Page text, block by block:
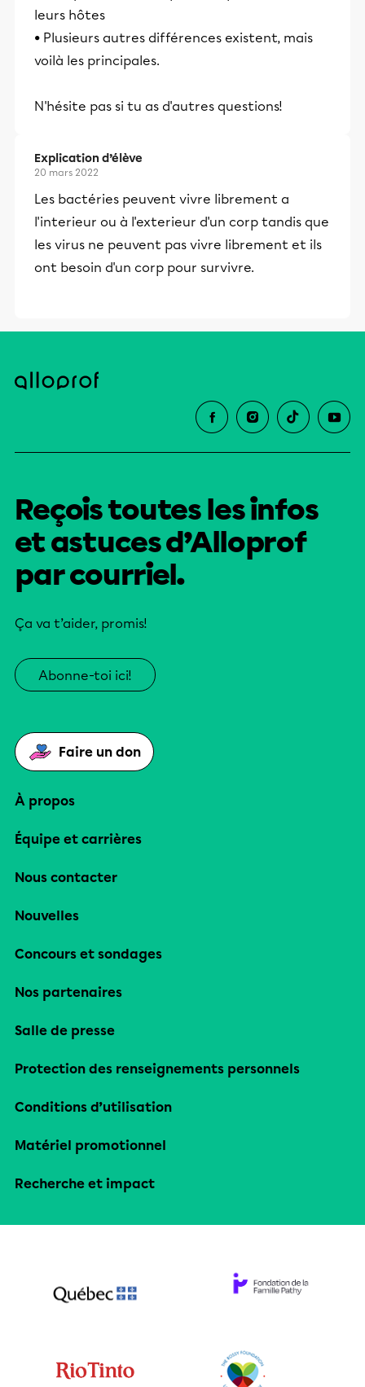
leurs hôtes
• Plusieurs autres différences existent, mais
voilà les principales.
N'hésite pas si tu as d'autres questions!
Explication d’élève
20 mars 2022
Les bactéries peuvent vivre librement a
l'interieur ou à l'exterieur d'un corp tandis que
les virus ne peuvent pas vivre librement et ils
ont besoin d'un corp pour survivre.
Reçois toutes les infos
et astuces d’Alloprof
par courriel.
Ça va t’aider, promis!
Abonne-toi ici!
Faire un don
À propos
Équipe et carrières
Nous contacter
Nouvelles
Concours et sondages
Nos partenaires
Salle de presse
Protection des renseignements personnels
Conditions d’utilisation
Matériel promotionnel
Recherche et impact